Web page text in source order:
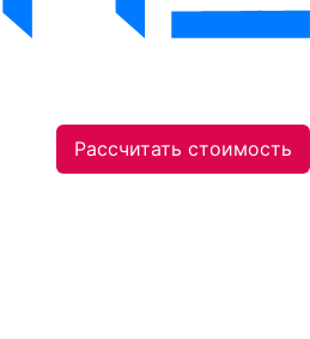
Рассчитать стоимость